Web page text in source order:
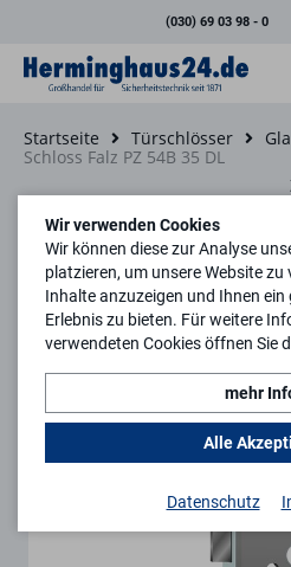
(030) 69 03 98 - 0
Startseite Türschlösser
Schloss Falz PZ 54B 35 DL
Wir verwenden Cookies
Wir können diese zur Analyse
platzieren, um unsere Website
Inhalte anzuzeigen und Ihnen
Erlebnis zu bieten. Für weitere
verwendeten Cookies öffnen Sie
mehr
Alle
Datenschutz